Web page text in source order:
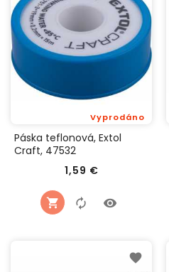
Páska teflonová, Extol
Craft, 47532
1,59 €
Vyprodáno
Cena